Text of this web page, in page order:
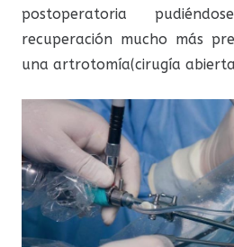
postoperatoria
recuperación mucho más
una artrotomía(cirugía